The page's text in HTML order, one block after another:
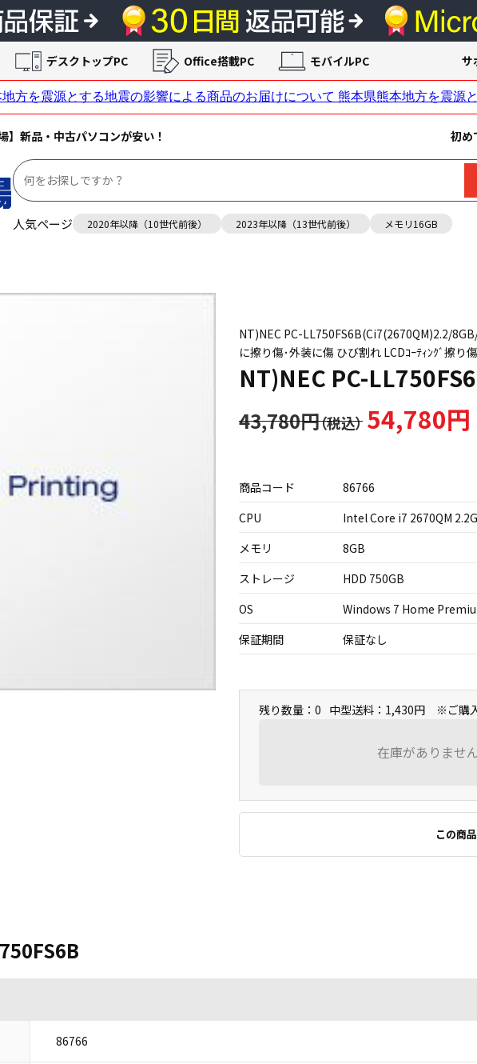
】新品・中古パソコンが安い！ 初め
人気ページ 2020年以降（10世代前後） 2023年以降（13世代前後） メモリ16GB
デスクトップPC Office搭載PC モバイルPC サ
NT)NEC PC-LL750FS6B(Ci7(2670QM)2.2/
に擦り傷･外装に傷 ひび割れ LCDｺｰﾃｨﾝｸﾞ擦り
NT)NEC PC-
54,780円
43,780円
商品コード
86766
CPU
Intel Core i7 2670QM
メモリ
8GB
ストレージ
HDD 750GB
OS
Windows 7 Home
保証期間
保証なし
残り数量：0 中型送料：1,430円 ※ご購入
在庫がありませ
この商
86766